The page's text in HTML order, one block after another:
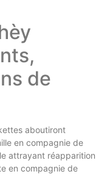
de
aboutiront
en compagnie de
attrayant réapparition
en compagnie de